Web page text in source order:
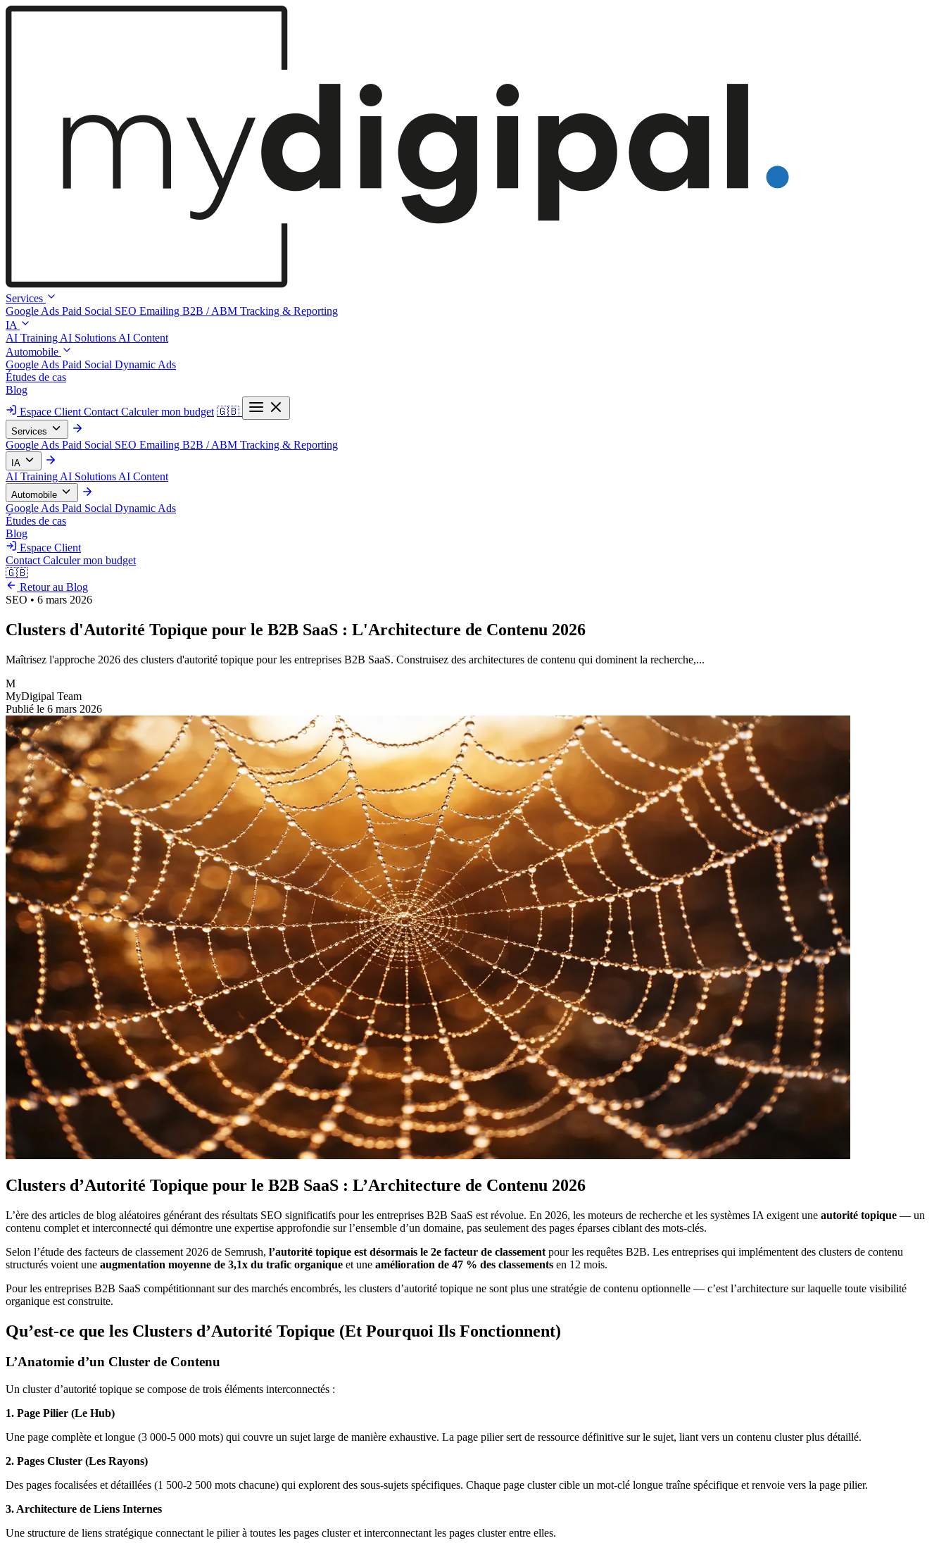
Services
Google Ads Paid Social SEO Emailing B2B / ABM Tracking & Reporting
IA
AI Training AI Solutions AI Content
Automobile
Google Ads Paid Social Dynamic Ads
Études de cas
Blog
Espace Client Contact Calculer mon budget 🇬🇧
Services
Google Ads Paid Social SEO Emailing B2B / ABM Tracking & Reporting
IA
AI Training AI Solutions AI Content
Automobile
Google Ads Paid Social Dynamic Ads
Études de cas
Blog
Espace Client
Contact Calculer mon budget
🇬🇧
Retour au Blog
SEO • 6 mars 2026
Clusters d'Autorité Topique pour le B2B SaaS : L'Architecture de Contenu 2026
Maîtrisez l'approche 2026 des clusters d'autorité topique pour les entreprises B2B SaaS. Construisez des architectures de contenu qui dominent la recherche,...
M
MyDigipal Team
Publié le 6 mars 2026
Clusters d’Autorité Topique pour le B2B SaaS : L’Architecture de Contenu 2026
L’ère des articles de blog aléatoires générant des résultats SEO significatifs pour les entreprises B2B SaaS est révolue. En 2026, les moteurs de recherche et les systèmes IA exigent une autorité topique — un
contenu complet et interconnecté qui démontre une expertise approfondie sur l’ensemble d’un domaine, pas seulement des pages éparses ciblant des mots-clés.
Selon l’étude des facteurs de classement 2026 de Semrush, l’autorité topique est désormais le 2e facteur de classement pour les requêtes B2B. Les entreprises qui implémentent des clusters de contenu
structurés voient une augmentation moyenne de 3,1x du trafic organique et une amélioration de 47 % des classements en 12 mois.
Pour les entreprises B2B SaaS compétitionnant sur des marchés encombrés, les clusters d’autorité topique ne sont plus une stratégie de contenu optionnelle — c’est l’architecture sur laquelle toute visibilité
organique est construite.
Qu’est-ce que les Clusters d’Autorité Topique (Et Pourquoi Ils Fonctionnent)
L’Anatomie d’un Cluster de Contenu
Un cluster d’autorité topique se compose de trois éléments interconnectés :
1. Page Pilier (Le Hub)
Une page complète et longue (3 000-5 000 mots) qui couvre un sujet large de manière exhaustive. La page pilier sert de ressource définitive sur le sujet, liant vers un contenu cluster plus détaillé.
2. Pages Cluster (Les Rayons)
Des pages focalisées et détaillées (1 500-2 500 mots chacune) qui explorent des sous-sujets spécifiques. Chaque page cluster cible un mot-clé longue traîne spécifique et renvoie vers la page pilier.
3. Architecture de Liens Internes
Une structure de liens stratégique connectant le pilier à toutes les pages cluster et interconnectant les pages cluster entre elles.